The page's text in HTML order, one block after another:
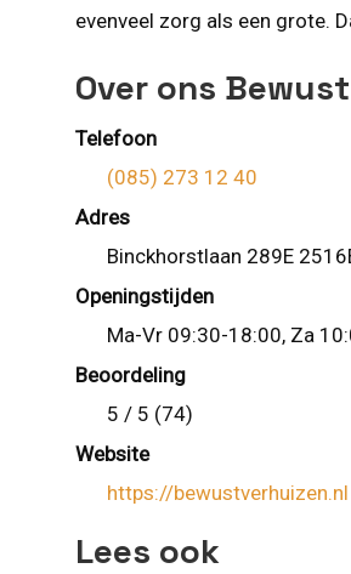
evenveel zorg als een grote.
Over ons
Telefoon
(085) 273 12 40
Adres
Binckhorstlaan 289E
Openingstijden
Ma-Vr 09:30-18:00, Za
Beoordeling
5 / 5 (74)
Website
https://bewustverhuizen.nl
Lees ook